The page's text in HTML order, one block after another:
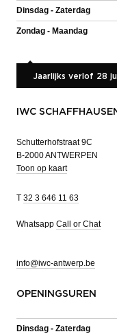
Dinsdag - Zaterdag
Zondag - Maandag
Jaarlijks verlof 28
IWC
Schutterhofstraat 9C
B-2000 ANTWERPEN
Toon op kaart
T 32 3 646 11 63
Whatsapp Call or Chat
info@iwc-antwerp.be
OPENINGSUREN
Dinsdag - Zaterdag